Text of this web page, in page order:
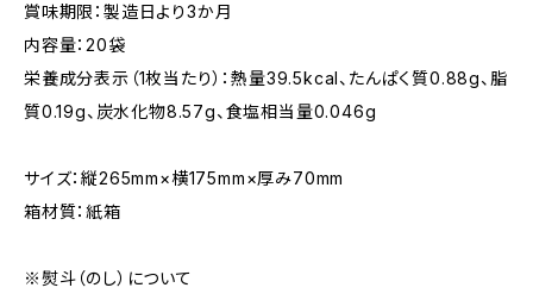
賞味期限：製造日より3か月
内容量：20袋
栄養成分表示（1枚当たり）：熱量39.5kcal、たんぱく質0.88g、脂
質0.19g、炭水化物8.57g、食塩相当量0.046g
サイズ：縦265mm×横175mm×厚み70mm
箱材質：紙箱
※熨斗（のし）について